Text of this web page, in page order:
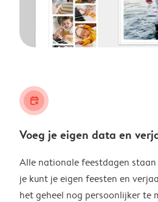
calendar_plus
Voeg je eigen data en
Alle nationale feestdagen
je kunt je eigen feesten en
het geheel nog persoonlijker te